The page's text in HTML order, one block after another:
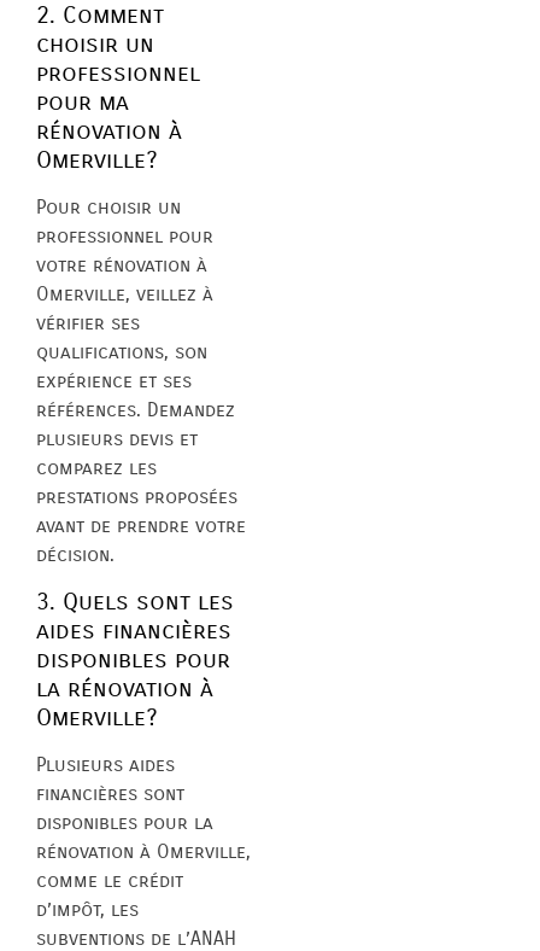
2. Comment
choisir un
professionnel
pour ma
rénovation à
Omerville?
Pour choisir un
professionnel pour
votre rénovation à
Omerville, veillez à
vérifier ses
qualifications, son
expérience et ses
références. Demandez
plusieurs devis et
comparez les
prestations proposées
avant de prendre votre
décision.
3. Quels sont les
aides financières
disponibles pour
la rénovation à
Omerville?
Plusieurs aides
financières sont
disponibles pour la
rénovation à Omerville,
comme le crédit
d’impôt, les
subventions de l’ANAH